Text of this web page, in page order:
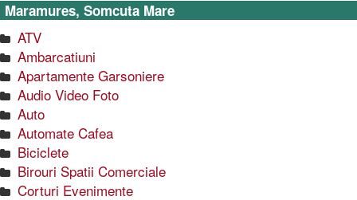
BLOG
CONTACT
Maramures, Somcuta Mare
ATV
Ambarcatiuni
Apartamente Garsoniere
Audio Video Foto
Auto
Automate Cafea
Biciclete
Birouri Spatii Comerciale
Corturi Evenimente